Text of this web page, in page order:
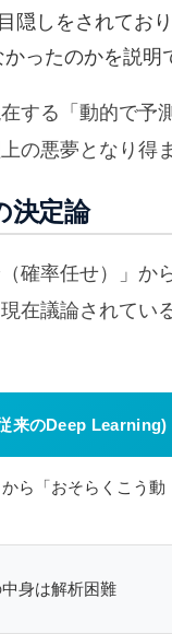
隠しをされてお
ったのかを説明
する「動的で予
の悪夢となり得ま
決定論
確率任せ）」か
在議論されてい
来のDeep Learning)
ら「おそらくこう動
身は解析困難